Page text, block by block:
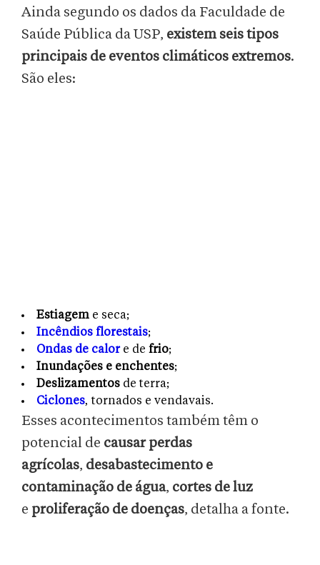
Ainda segundo os dados da Faculdade de
Saúde Pública da USP, existem seis tipos
principais de eventos climáticos extremos.
São eles:
Estiagem e seca;
Incêndios florestais;
Ondas de calor e de frio;
Inundações e enchentes;
Deslizamentos de terra;
Ciclones, tornados e vendavais.
Esses acontecimentos também têm o
potencial de causar perdas
agrícolas, desabastecimento e
contaminação de água, cortes de luz
e proliferação de doenças, detalha a fonte.